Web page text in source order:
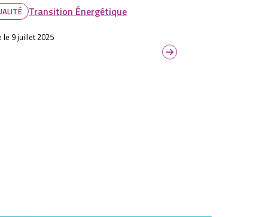
Transition Énergétique
le 9 juillet 2025